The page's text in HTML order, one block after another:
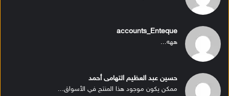
accounts_Enteque
ههه...
حسين عبد العظيم التهامى أحمد
ممكن يكون موجود هذا المنتج في الأسواق...